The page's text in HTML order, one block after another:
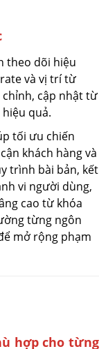
theo dõi hiệu
và vị trí từ
cập nhật từ
quả.
tối ưu chiến
khách hàng và
trình bài bản, kết
vi người dùng,
cao từ khóa
từng ngôn
mở rộng phạm
hợp cho từng